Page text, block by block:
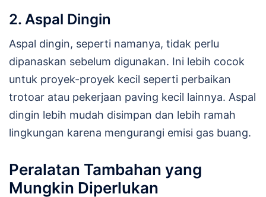
2. Aspal Dingin
Aspal dingin, seperti namanya, tidak perlu
dipanaskan sebelum digunakan. Ini lebih cocok
untuk proyek-proyek kecil seperti perbaikan
trotoar atau pekerjaan paving kecil lainnya. Aspal
dingin lebih mudah disimpan dan lebih ramah
lingkungan karena mengurangi emisi gas buang.
Peralatan Tambahan yang
Mungkin Diperlukan